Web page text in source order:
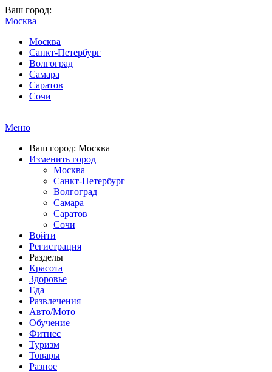
Ваш город:
Москва
Москва
Санкт-Петербург
Волгоград
Самара
Саратов
Сочи
Меню
Ваш город: Москва
Изменить город
Москва
Санкт-Петербург
Волгоград
Самара
Саратов
Сочи
Войти
Регистрация
Разделы
Красота
Здоровье
Еда
Развлечения
Авто/Мото
Обучение
Фитнес
Туризм
Товары
Разное